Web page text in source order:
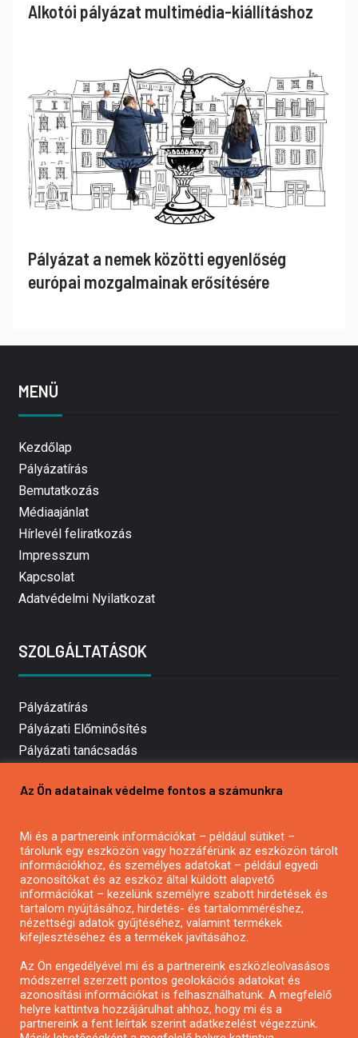
Alkotói pályázat multimédia-kiállításhoz
Pályázat a nemek közötti egyenlőség
európai mozgalmainak erősítésére
MENÜ
Kezdőlap
Pályázatírás
Bemutatkozás
Médiaajánlat
Hírlevél feliratkozás
Impresszum
Kapcsolat
Adatvédelmi Nyilatkozat
SZOLGÁLTATÁSOK
Pályázatírás
Pályázati Előminősítés
Pályázati tanácsadás
Mezőgazdasági pályázatírás
Pályázatírás civil szervezeteknek
Pályázatírás önkormányzatoknak
Pályázatfigyelés
Specifikus pályázatfigyelés vagy hírlevél
Pályázatok magánszemélyeknek
Pályázatok civil szervezeteknek
Az Ön adatainak védelme fontos a számunkra
Mi és a partnereink információkat – például sütiket –
tárolunk egy eszközön vagy hozzáférünk az eszközön tárolt
információkhoz, és személyes adatokat – például egyedi
azonosítókat és az eszköz által küldött alapvető
információkat – kezelünk személyre szabott hirdetések és
tartalom nyújtásához, hirdetés- és tartalomméréshez,
nézettségi adatok gyűjtéséhez, valamint termékek
kifejlesztéséhez és a termékek javításához.
Az Ön engedélyével mi és a partnereink eszközleolvasásos
módszerrel szerzett pontos geolokációs adatokat és
azonosítási információkat is felhasználhatunk. A megfelelő
helyre kattintva hozzájárulhat ahhoz, hogy mi és a
partnereink a fent leírtak szerint adatkezelést végezzünk.